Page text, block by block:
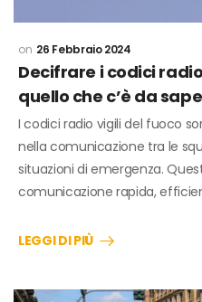
26 Febbraio 2024
Decifrare i codici
quello che c’è da
I codici radio vigili del fuoco
nella comunicazione tra le
situazioni di emergenza.
comunicazione rapida,
LEGGI DI PIÙ